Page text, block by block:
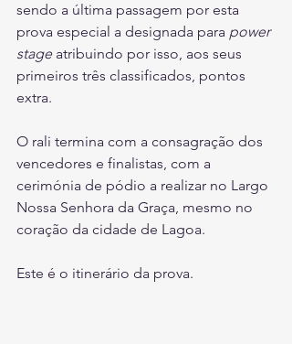
sendo a última passagem por esta
prova especial a designada para power
stage atribuindo por isso, aos seus
primeiros três classificados, pontos
extra.
O rali termina com a consagração dos
vencedores e finalistas, com a
cerimónia de pódio a realizar no Largo
Nossa Senhora da Graça, mesmo no
coração da cidade de Lagoa.
Este é o itinerário da prova.